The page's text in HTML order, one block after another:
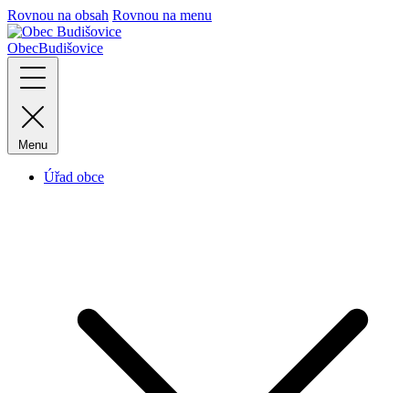
Rovnou na obsah Rovnou na menu
ObecBudišovice
Menu
Úřad obce